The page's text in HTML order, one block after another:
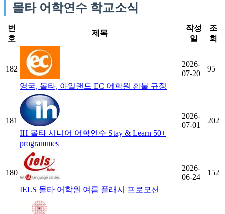
몰타 어학연수 학교소식
번
호
제목
작성
일
조
회
182
영국, 몰타, 아일랜드 EC 어학원 환불 규정
2026-
07-20
95
181
IH 몰타 시니어 어학연수 Stay & Learn 50+
programmes
2026-
07-01
202
180
IELS 몰타 어학원 여름 플래시 프로모션
2026-
06-24
152